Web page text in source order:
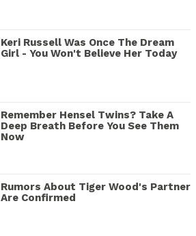
Keri Russell Was Once The Dream
Girl - You Won't Believe Her Today
Remember Hensel Twins? Take A
Deep Breath Before You See Them
Now
Rumors About Tiger Wood's Partner
Are Confirmed